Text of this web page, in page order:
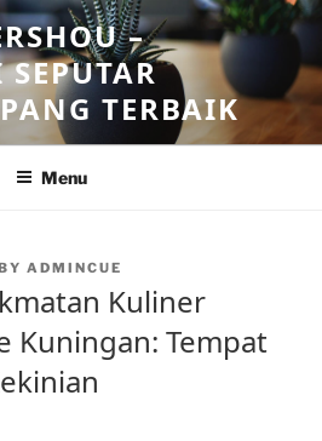
–
TERBAIK
Menu
ADMINCUE
Kuliner
Kuningan: Tempat